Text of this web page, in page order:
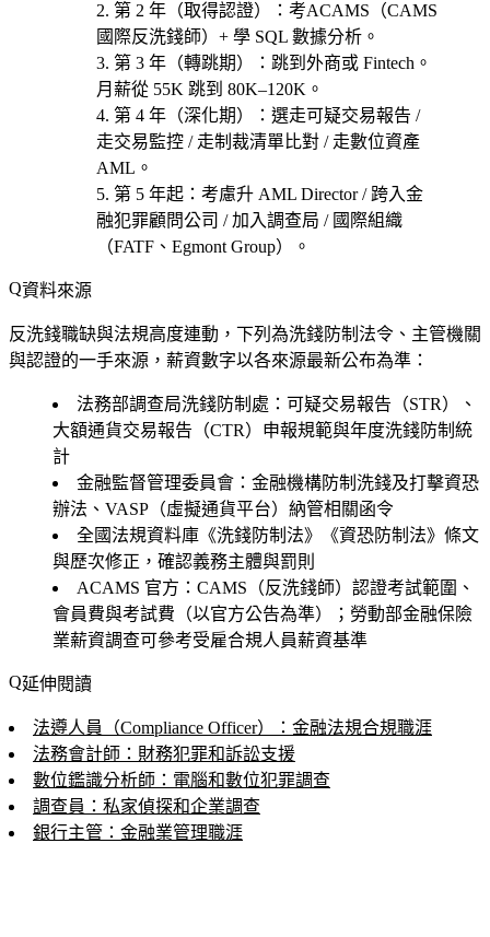
第 2 年（取得認證）
：考ACAMS（CAMS
國際反洗錢師） + 學 SQL 數據分析。
第 3 年（轉跳期）
：跳到外商或 Fintech。
月薪從 55K 跳到 80K–120K。
第 4 年（深化期）
：選走可疑交易報告 /
走交易監控 / 走制裁清單比對 / 走數位資產
AML 。
第 5 年起 ：考慮升 AML Director / 跨入金
融犯罪顧問公司 / 加入調查局 / 國際組織
（FATF、Egmont Group）
。
資料來源
反洗錢職缺與法規高度連動，下列為洗錢防制法令、主管機關
與認證的一手來源，薪資數字以各來源最新公布為準：
法務部調查局洗錢防制處：可疑交易報告（STR）、
大額通貨交易報告（CTR）申報規範與年度洗錢防制統
計
金融監督管理委員會：金融機構防制洗錢及打擊資恐
辦法、VASP（虛擬通貨平台）納管相關函令
全國法規資料庫《洗錢防制法》《資恐防制法》條文
與歷次修正，確認義務主體與罰則
ACAMS 官方：CAMS（反洗錢師）認證考試範圍、
會員費與考試費（以官方公告為準）；勞動部金融保險
業薪資調查可參考受雇合規人員薪資基準
延伸閱讀
法遵人員（Compliance Officer）：金融法規合規職涯
法務會計師：財務犯罪和訴訟支援
數位鑑識分析師：電腦和數位犯罪調查
調查員：私家偵探和企業調查
銀行主管：金融業管理職涯